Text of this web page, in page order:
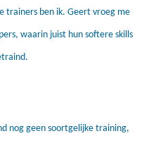
trainers ben ik. Geert vroeg me
waarin juist hun softere skills
nog geen soortgelijke training,